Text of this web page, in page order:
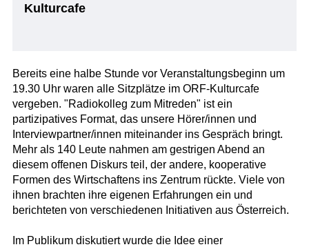
Kulturcafe
Bereits eine halbe Stunde vor Veranstaltungsbeginn um
19.30 Uhr waren alle Sitzplätze im ORF-Kulturcafe
vergeben. "Radiokolleg zum Mitreden" ist ein
partizipatives Format, das unsere Hörer/innen und
Interviewpartner/innen miteinander ins Gespräch bringt.
Mehr als 140 Leute nahmen am gestrigen Abend an
diesem offenen Diskurs teil, der andere, kooperative
Formen des Wirtschaftens ins Zentrum rückte. Viele von
ihnen brachten ihre eigenen Erfahrungen ein und
berichteten von verschiedenen Initiativen aus Österreich.
Im Publikum diskutiert wurde die Idee einer